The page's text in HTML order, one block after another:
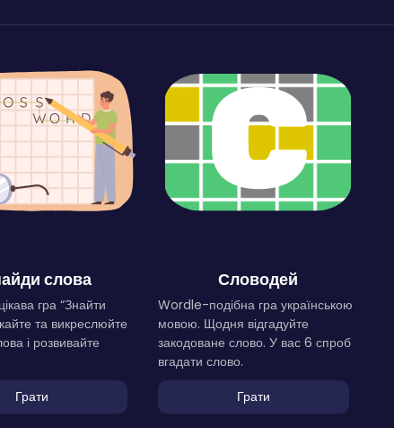
слова
гра “Знайти
та викреслюйте
і розвивайте
Грати
Словодей
Wordle-подібна гра українською
мовою. Щодня відгадуйте
закодоване слово. У вас 6 спроб
вгадати слово.
Грати